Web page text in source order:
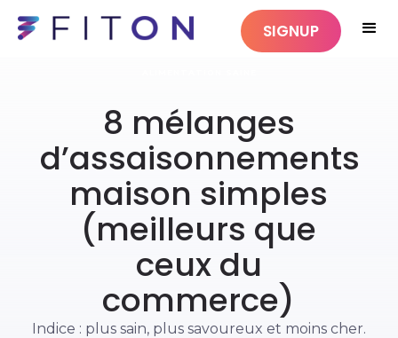
SIGNUP
8 mélanges
d’assaisonnements
maison simples
(meilleurs que
ceux du
commerce)
Indice : plus sain, plus savoureux et moins cher.